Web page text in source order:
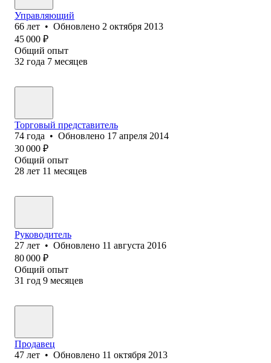
Управляющий
66 лет • Обновлено 2 октября 2013
45 000 ₽
Общий опыт
32 года 7 месяцев
Торговый представитель
74 года • Обновлено 17 апреля 2014
30 000 ₽
Общий опыт
28 лет 11 месяцев
Руководитель
27 лет • Обновлено 11 августа 2016
80 000 ₽
Общий опыт
31 год 9 месяцев
Продавец
47 лет • Обновлено 11 октября 2013